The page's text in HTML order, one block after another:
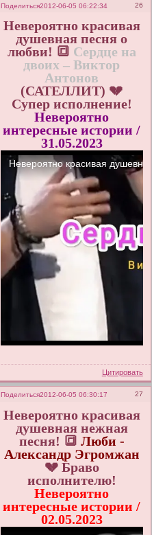
Поделиться 26
2012-06-05 06:22:34
Невероятно красивая
душевная песня о
любви! 🔳 Сердце на
двоих – Виктор
Антонов
(САТЕЛЛИТ) 💔
Супер исполнение!
Невероятно
интересные истории /
31.05.2023
Цитировать
Поделиться 27
2012-06-05 06:30:17
Невероятно красивая
душевная нежная
песня! 🔳 Люби -
Александр Эгромжан
💔 Браво
исполнителю!
Невероятно
интересные истории /
02.05.2023